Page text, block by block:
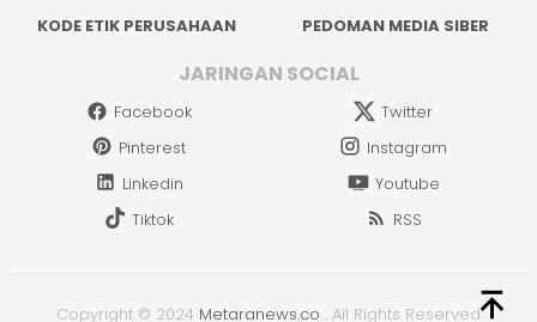
KODE ETIK PERUSAHAAN
PEDOMAN MEDIA SIBER
JARINGAN SOCIAL
Facebook
Twitter
Pinterest
Instagram
Linkedin
Youtube
Tiktok
RSS
Copyright © 2024 Metaranews.co . All Rights Reserved